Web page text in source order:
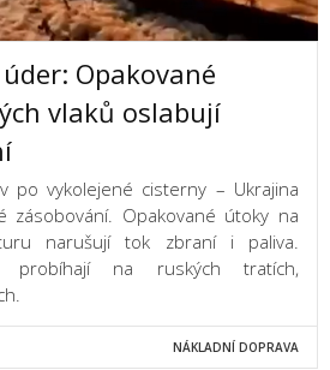
Opakované
vlaků oslabují
po vykolejené cisterny – Ukrajina
zásobování. Opakované útoky na
narušují tok zbraní i paliva.
probíhají na ruských tratích,
NÁKLADNÍ DOPRAVA